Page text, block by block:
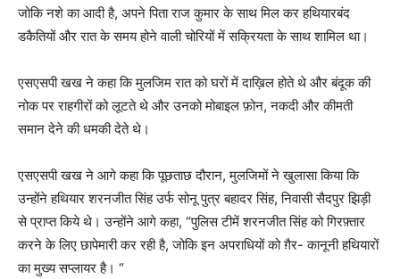
जोकि नशे का आदी है, अपने पिता राज कुमार के साथ मिल कर हथियारबंद
डकैतियों और रात के समय होने वाली चोरियों में सक्रियता के साथ शामिल था।
एसएसपी खख ने कहा कि मुलजिम रात को घरों में दाख़िल होते थे और बंदूक की
नोक पर राहगीरों को लूटते थे और उनको मोबाइल फ़ोन, नकदी और कीमती
समान देने की धमकी देते थे।
एसएसपी खख ने आगे कहा कि पूछताछ दौरान, मुलजिमों ने खुलासा किया कि
उन्होंने हथियार शरनजीत सिंह उर्फ सोनू पुत्र बहादर सिंह, निवासी सैदपुर झिड़ी
से प्राप्त किये थे। उन्होंने आगे कहा, “पुलिस टीमें शरनजीत सिंह को गिरफ़्तार
करने के लिए छापेमारी कर रही है, जोकि इन अपराधियों को ग़ैर- कानूनी हथियारों
का मुख्य सप्लायर है। “